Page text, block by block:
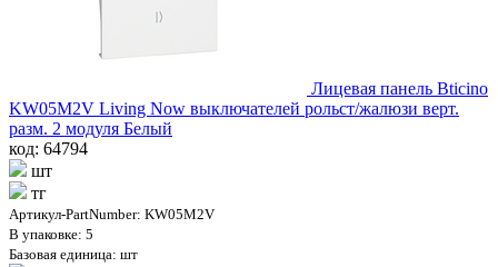
Лицевая панель Bticino
KW05M2V Living Now выключателей рольст/жалюзи верт.
разм. 2 модуля Белый
код: 64794
шт
тг
Артикул-PartNumber: KW05M2V
В упаковке: 5
Базовая единица: шт